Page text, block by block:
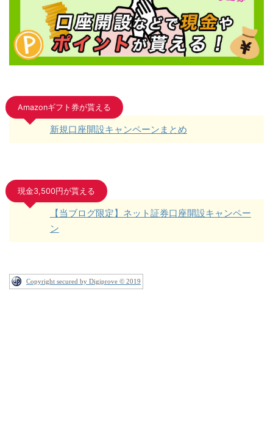
Amazonギフト券が貰える
新規口座開設キャンペーンまとめ
現金3,500円が貰える
【当ブログ限定】ネット証券口座開設キャンペー
ン
Copyright secured by Digiprove © 2019